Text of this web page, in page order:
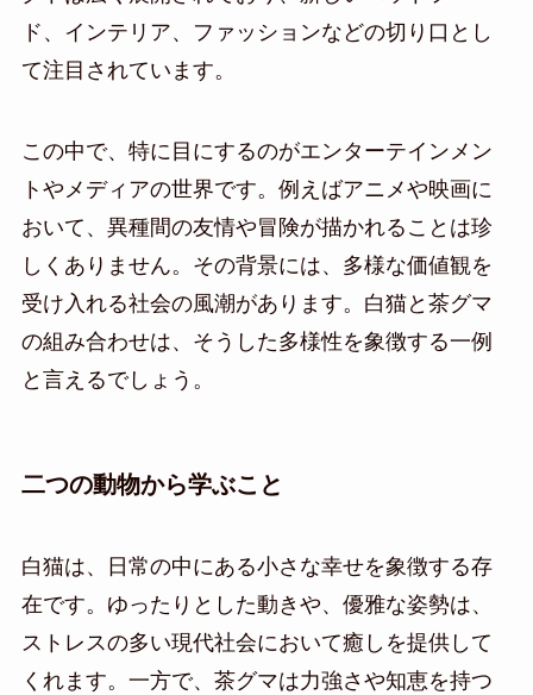
ド、インテリア、ファッションなどの切り口とし
て注目されています。
この中で、特に目にするのがエンターテインメン
トやメディアの世界です。例えばアニメや映画に
おいて、異種間の友情や冒険が描かれることは珍
しくありません。その背景には、多様な価値観を
受け入れる社会の風潮があります。白猫と茶グマ
の組み合わせは、そうした多様性を象徴する一例
と言えるでしょう。
二つの動物から学ぶこと
白猫は、日常の中にある小さな幸せを象徴する存
在です。ゆったりとした動きや、優雅な姿勢は、
ストレスの多い現代社会において癒しを提供して
くれます。一方で、茶グマは力強さや知恵を持つ